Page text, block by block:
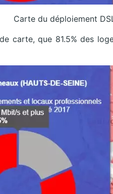
Carte du déploiement
carte, que 81.5% des